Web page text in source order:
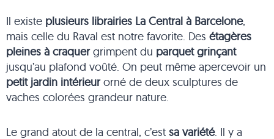
Il existe plusieurs librairies La Central à Barcelone,
mais celle du Raval est notre favorite. Des étagères
pleines à craquergrimpent du parquet grinçant
jusqu’au plafond voûté. On peut même apercevoir un
petit jardin intérieurorné de deux sculptures de
vaches colorées grandeur nature.
Le grand atout de la central, c’est sa variété. Il y a